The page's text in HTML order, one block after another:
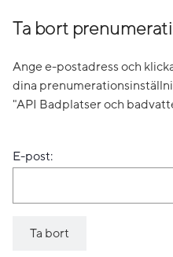
Ta bort
Ange e-postadress och
dina
"API Badplatser och
E-post: